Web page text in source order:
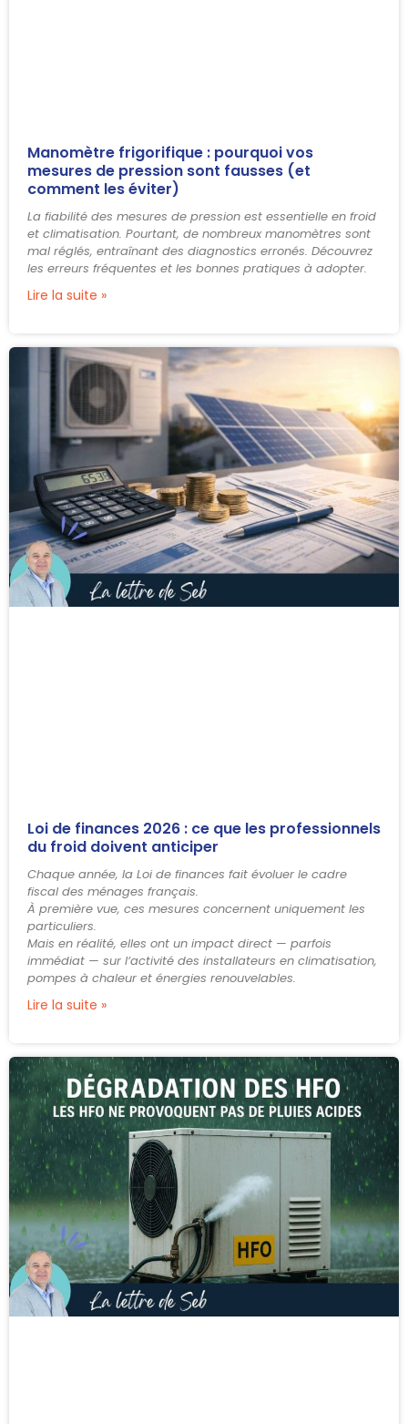
Manomètre frigorifique : pourquoi vos
mesures de pression sont fausses (et
comment les éviter)
La fiabilité des mesures de pression est essentielle en froid
et climatisation. Pourtant, de nombreux manomètres sont
mal réglés, entraînant des diagnostics erronés. Découvrez
les erreurs fréquentes et les bonnes pratiques à adopter.
Lire la suite »
Loi de finances 2026 : ce que les professionnels
du froid doivent anticiper
Chaque année, la Loi de finances fait évoluer le cadre
fiscal des ménages français.
À première vue, ces mesures concernent uniquement les
particuliers.
Mais en réalité, elles ont un impact direct — parfois
immédiat — sur l’activité des installateurs en climatisation,
pompes à chaleur et énergies renouvelables.
Lire la suite »